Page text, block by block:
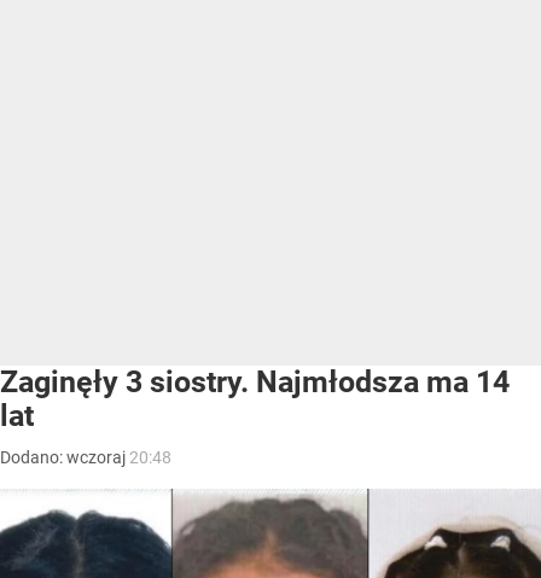
Zaginęły 3 siostry. Najmłodsza ma 14
lat
Dodano:wczoraj 20:48